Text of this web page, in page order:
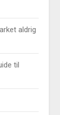
aldrig
til